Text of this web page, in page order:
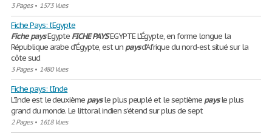
3 Pages• 1573 Vues
Fiche Pays: l'Egypte
Fiche paysEgypte FICHE PAYSEGYPTE L'Égypte, en forme longue la
République arabe d'Égypte, est un paysd'Afrique du nord-est situé sur la
côte sud
3 Pages• 1480 Vues
Fiche pays: l'Inde
L'Inde est le deuxième paysle plus peuplé et le septième paysle plus
grand du monde. Le littoral indien s'étend sur plus de sept
2 Pages• 1618 Vues